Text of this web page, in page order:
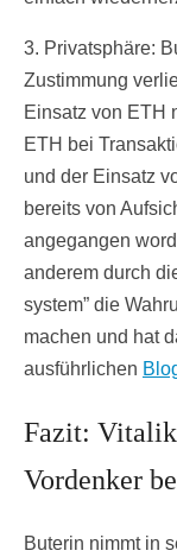
3. Privatsphäre:
Zustimmung
Einsatz von ETH
ETH bei
und der Einsatz
bereits von
angegangen
anderem durch
system” die
machen und hat
ausführlichen
Fazit:
Vordenker
Buterin nimmt in